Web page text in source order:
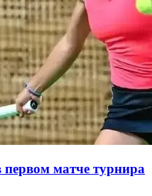
первом матче турнира